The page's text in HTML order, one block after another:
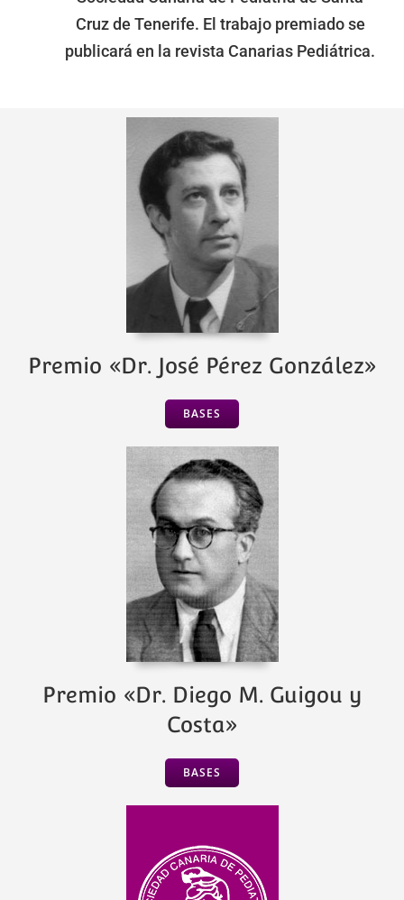
Cruz de Tenerife. El trabajo premiado se
publicará en la revista Canarias Pediátrica.
Premio «Dr. José Pérez González»
BASES
Premio «Dr. Diego M. Guigou y
Costa»
BASES